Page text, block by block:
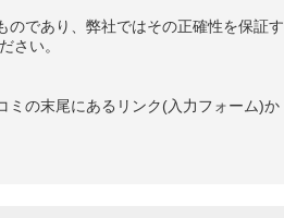
のであり、弊社ではその正確性を保証す
さい。
ミの末尾にあるリンク(入力フォーム)か